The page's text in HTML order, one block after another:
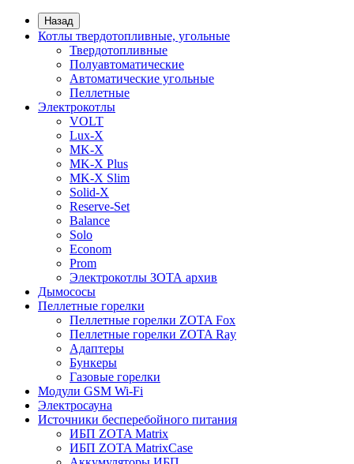
Назад
Котлы твердотопливные, угольные
Твердотопливные
Полуавтоматические
Автоматические угольные
Пеллетные
Электрокотлы
VOLT
Lux-X
MK-X
MK-X Plus
MK-X Slim
Solid-X
Reserve-Set
Balance
Solo
Econom
Prom
Электрокотлы ЗОТА архив
Дымососы
Пеллетные горелки
Пеллетные горелки ZOTA Fox
Пеллетные горелки ZOTA Ray
Адаптеры
Бункеры
Газовые горелки
Модули GSM Wi-Fi
Электросауна
Источники бесперебойного питания
ИБП ZOTA Matrix
ИБП ZOTA MatrixCase